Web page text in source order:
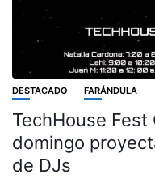
DESTACADO FARÁNDULA
TechHouse Fest
domingo
de DJs